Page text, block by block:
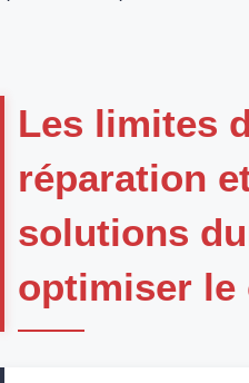
Les limites
réparation
solutions
optimiser le